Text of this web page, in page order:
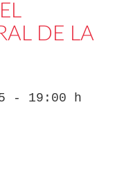
DE LA
- 19:00 h